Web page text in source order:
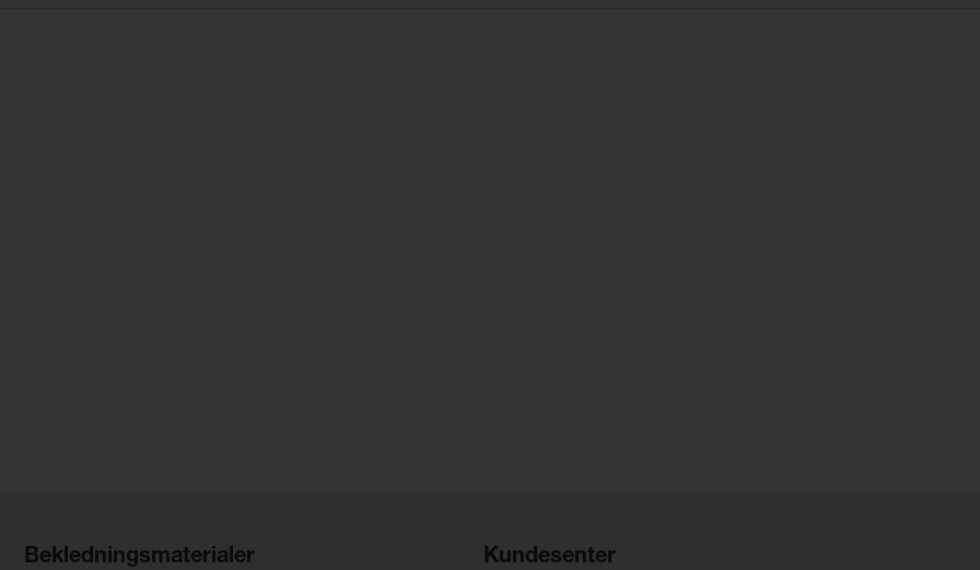
Bekledningsmaterialer Kundesenter